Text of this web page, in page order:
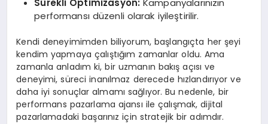
Sürekli Optimizasyon: Kampanyalarınızın
performansı düzenli olarak iyileştirilir.
Kendi deneyimimden biliyorum, başlangıçta her şeyi
kendim yapmaya çalıştığım zamanlar oldu. Ama
zamanla anladım ki, bir uzmanın bakış açısı ve
deneyimi, süreci inanılmaz derecede hızlandırıyor ve
daha iyi sonuçlar almamı sağlıyor. Bu nedenle, bir
performans pazarlama ajansı ile çalışmak, dijital
pazarlamadaki başarınız için stratejik bir adımdır.